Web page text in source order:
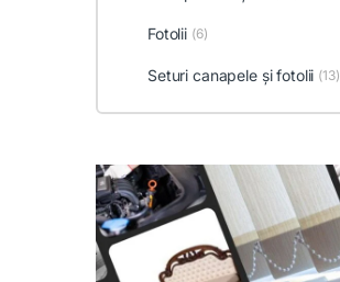
Fotolii (6)
Seturi canapele și fotolii (13)